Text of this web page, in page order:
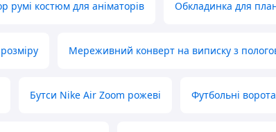
румі костюм для аніматорів Обкладинка для
Мереживний конверт на виписку з
Бутси Nike Air Zoom рожеві Футбольні